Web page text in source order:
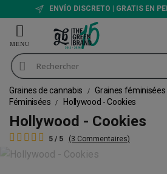
ENVÍO DISCRETO | GRATIS EN
Graines de cannabis Graines féminisées
Féminisées
Hollywood - Cookies
Hollywood - Cookies
5 / 5 (3 Commentaires)